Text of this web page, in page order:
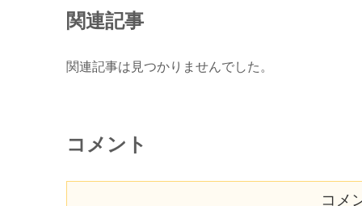
関連記事
関連記事は見つかりませんでした。
コメント
コメ